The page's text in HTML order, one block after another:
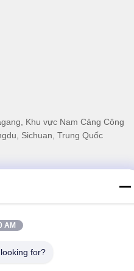
Khu vực Nam Cảng Công
Sichuan, Trung Quốc
AM
for?